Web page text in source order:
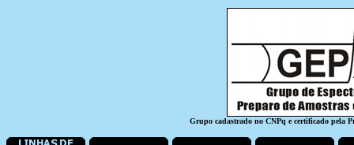
Grupo cadastrado no CNPq e certificado pela